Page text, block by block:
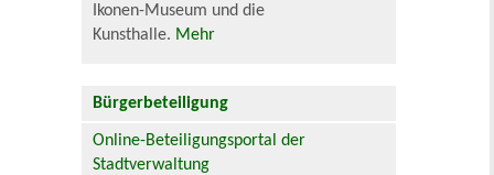
Ikonen-Museum und die
Kunsthalle. Mehr
Bürgerbeteiligung
Online-Beteiligungsportal der
Stadtverwaltung